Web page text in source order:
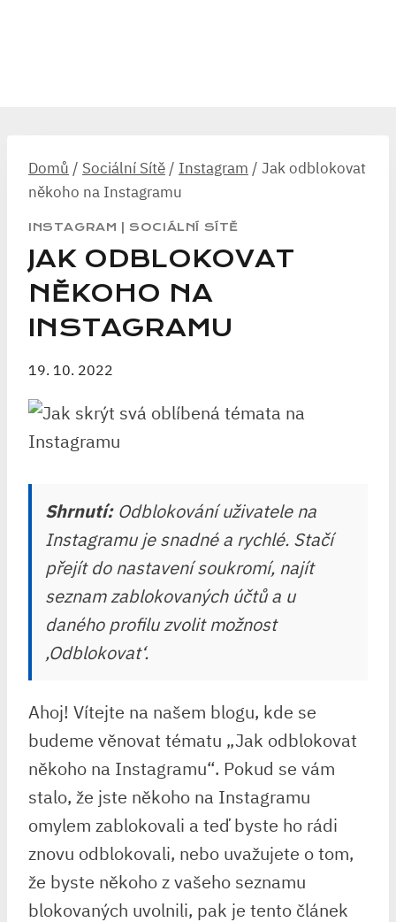
Domů / Sociální Sítě / Instagram / Jak odblokovat
někoho na Instagramu
INSTAGRAM |SOCIÁLNÍ SÍTĚ
JAK ODBLOKOVAT
NĚKOHO NA
INSTAGRAMU
19. 10. 2022
Shrnutí:Odblokování uživatele na
Instagramu je snadné a rychlé. Stačí
přejít do nastavení soukromí, najít
seznam zablokovaných účtů a u
daného profilu zvolit možnost
‚Odblokovat‘.
Ahoj! Vítejte na našem blogu, kde se
budeme věnovat tématu „Jak odblokovat
někoho na Instagramu“. Pokud se vám
stalo, že jste někoho na Instagramu
omylem zablokovali a teď byste ho rádi
znovu odblokovali, nebo uvažujete o tom,
že byste někoho z vašeho seznamu
blokovaných uvolnili, pak je tento článek